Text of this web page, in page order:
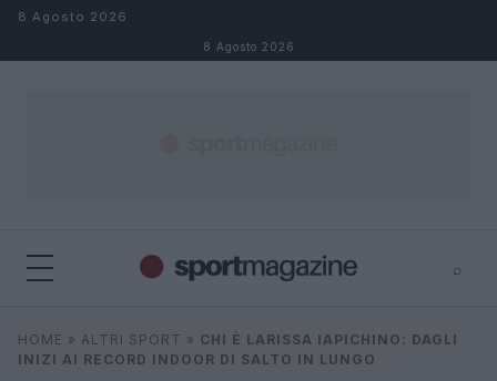
Salta al contenuto
8 Agosto 2026
8 Agosto 2026
⌕
Cerca
⌕
HOME » ALTRI SPORT » CHI È LARISSA IAPICHINO: DAGLI
INIZI AI RECORD INDOOR DI SALTO IN LUNGO